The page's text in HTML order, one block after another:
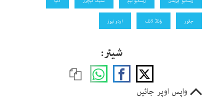
جانور وائلڈ لائف اردو نیوز
شیئر:
واپس اوپر جائیں